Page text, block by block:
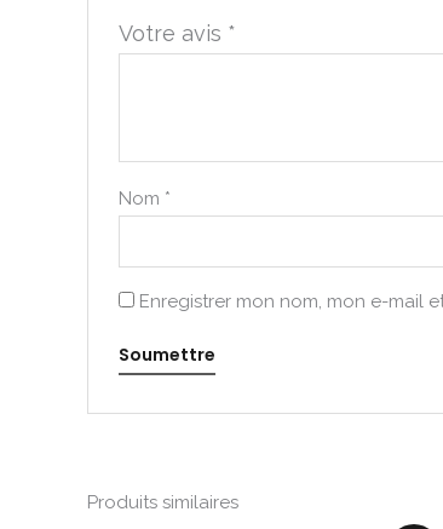
Votre avis *
Nom *
Enregistrer mon nom, mon e-mail
Produits similaires